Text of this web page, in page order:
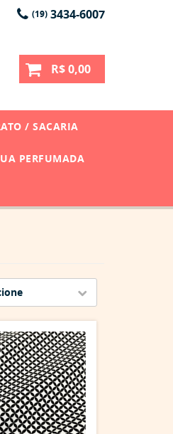
(19)3434-6007
R$ 0,00
/ SACARIA
PERFUMADA